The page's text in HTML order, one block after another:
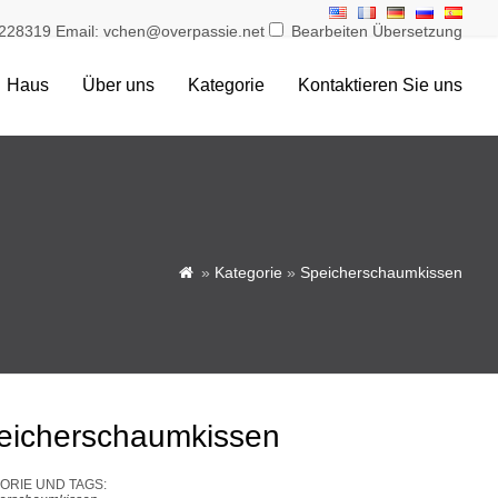
Email: vchen@overpassie.net Bearbeiten Übersetzung
Haus Über uns Kategorie Kontaktieren Sie uns
 » Kategorie » Speicherschaumkissen
UND TAGS: